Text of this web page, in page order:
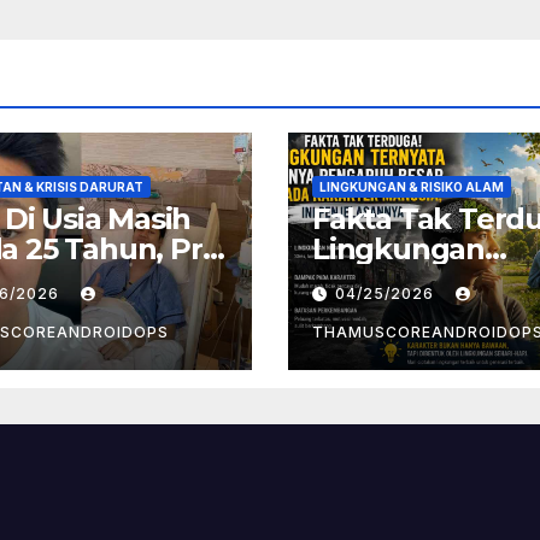
& KRISIS DARURAT
Usia Masih
25 Tahun, Pria
Divonis
Limfoma, Ini
2026
LINGKUNGAN & RISIKO ALAM
Fakta Tak
Lingkungan
Ternyata Punya
Pengaruh
Pada Karakter
Manusia, Ini
04/25/2026